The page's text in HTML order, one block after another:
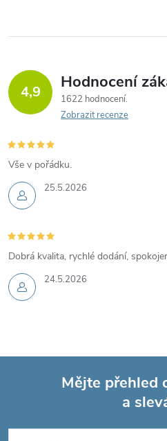
4,9 Hodnocení
1622 hodnocení
Zobrazit recenze
25.5.2026
Vše v pořádku.
24.5.2026
Dobrá kvalita, rychlé dodání,
Mějte přehled
a